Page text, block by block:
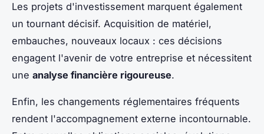
Les projets d'investissement marquent également
un tournant décisif. Acquisition de matériel,
embauches, nouveaux locaux : ces décisions
engagent l'avenir de votre entreprise et nécessitent
une analyse financière rigoureuse.
Enfin, les changements réglementaires fréquents
rendent l'accompagnement externe incontournable.